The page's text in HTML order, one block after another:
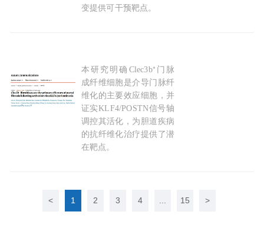
变提供可干预靶点。
Nat Communi：找到肝纤维
本研究明确Clec3b⁺门脉
成纤维细胞是介导门脉纤
维化的主要效应细胞，并
证实KLF4/POSTN信号轴
调控其活化，为胆道疾病
的抗纤维化治疗提供了潜
在靶点。
< 1 2 3 4 15 >